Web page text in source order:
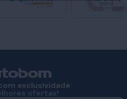
exclusividade
ofertas!